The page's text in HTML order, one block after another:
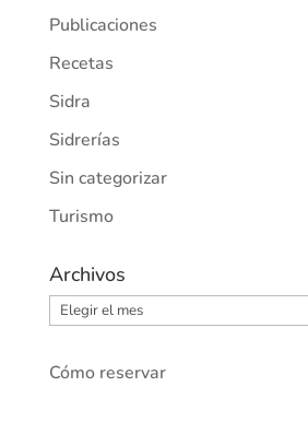
Publicaciones
Recetas
Sidra
Sidrerías
Sin categorizar
Turismo
Archivos
Archivos
Cómo reservar